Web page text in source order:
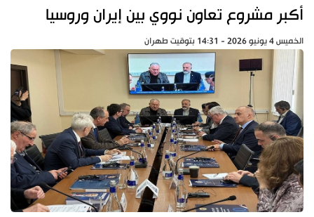
أكبر مشروع تعاون نووي بين إيران وروسيا
الخميس 4 يونيو 2026 - 14:31 بتوقيت طهران